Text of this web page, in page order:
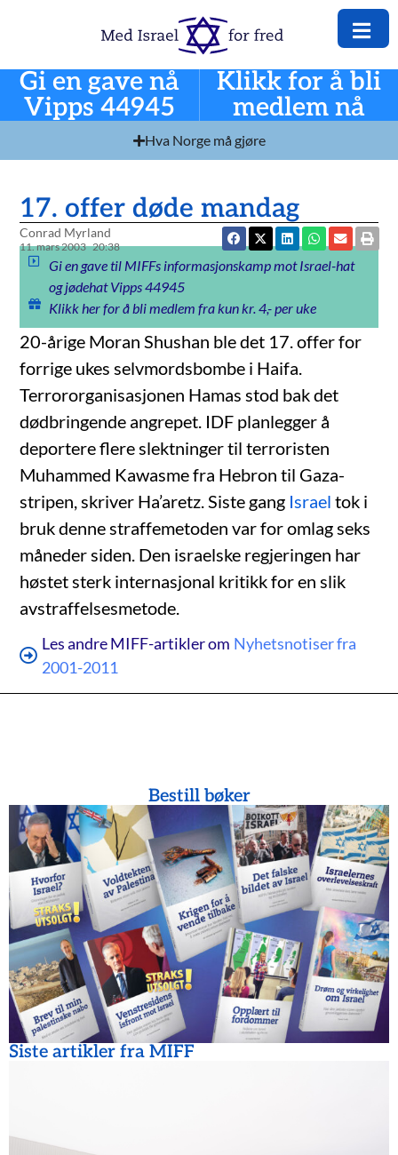
Gi en gave nå
Vipps 44945
Klikk for å bli
medlem nå
Hva Norge må gjøre
17. offer døde mandag
Conrad Myrland
11. mars 2003 20:38
Gi en gave til MIFFs informasjonskamp mot Israel-hat
og jødehat Vipps 44945
Klikk her for å bli medlem fra kun kr. 4,- per uke
20-årige Moran Shushan ble det 17. offer for
forrige ukes selvmordsbombe i Haifa.
Terrororganisasjonen Hamas stod bak det
dødbringende angrepet. IDF planlegger å
deportere flere slektninger til terroristen
Muhammed Kawasme fra Hebron til Gaza-
stripen, skriver Ha’aretz. Siste gang Israel tok i
bruk denne straffemetoden var for omlag seks
måneder siden. Den israelske regjeringen har
høstet sterk internasjonal kritikk for en slik
avstraffelsesmetode.
Les andre MIFF-artikler om Nyhetsnotiser fra
2001-2011
Bestill bøker
Siste artikler fra MIFF